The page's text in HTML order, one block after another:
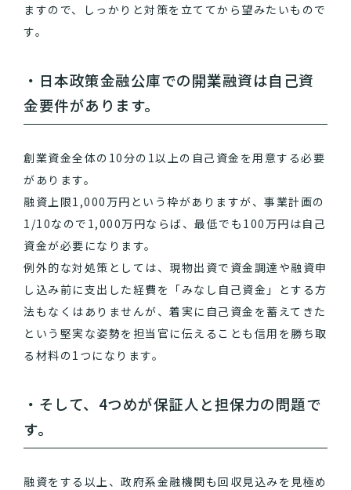
ますので、しっかりと対策を立ててから望みたいもので
す。
・日本政策金融公庫での開業融資は自己資
金要件があります。
創業資金全体の10分の1以上の自己資金を用意する必要
があります。
融資上限1,000万円という枠がありますが、事業計画の
1/10なので1,000万円ならば、最低でも100万円は自己
資金が必要になります。
例外的な対処策としては、現物出資で資金調達や融資申
し込み前に支出した経費を「みなし自己資金」とする方
法もなくはありませんが、着実に自己資金を蓄えてきた
という堅実な姿勢を担当官に伝えることも信用を勝ち取
る材料の1つになります。
・そして、4つめが保証人と担保力の問題で
す。
融資をする以上、政府系金融機関も回収見込みを見極め